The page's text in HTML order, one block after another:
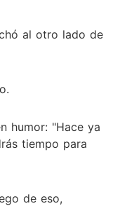
al otro lado de
humor: "Hace ya
tiempo para
de eso,